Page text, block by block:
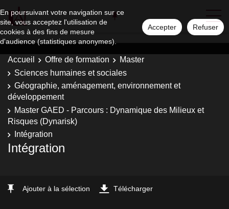
En poursuivant votre navigation sur ce
site, vous acceptez l'utilisation de
cookies à des fins de mesure
d'audience (statistiques anonymes).
Accepter Refuser
Accueil Offre de formation
Master
Sciences humaines et sociales
Géographie, aménagement, environnement et
développement
Master GAED - Parcours : Dynamique des Milieux et
Risques (Dynarisk)
Intégration
Intégration
Ajouter à la sélection Télécharger